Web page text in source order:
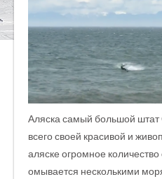
Аляска самый большой
всего своей красивой и
аляске огромное
омывается несколькими